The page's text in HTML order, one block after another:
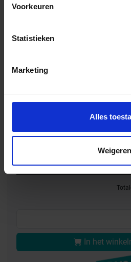
Voorkeuren
Statistieken
Marketing
Alles
Weigeren
Gegevensblad downloaden - PDF
In het